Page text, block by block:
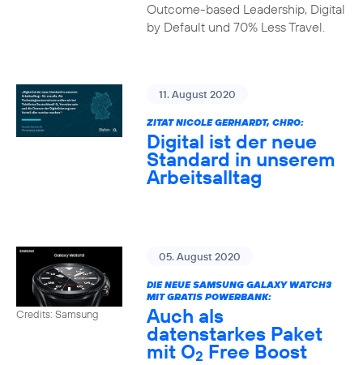
Outcome-based Leadership, Digital
by Default und 70% Less Travel.
11. August 2020
ZITAT NICOLE GERHARDT, CHRO:
Digital ist der neue
Standard in unserem
Arbeitsalltag
Credits: Samsung
05. August 2020
DIE NEUE SAMSUNG GALAXY WATCH3
MIT GRATIS POWERBANK:
Auch als
datenstarkes Paket
mit O2 Free Boost